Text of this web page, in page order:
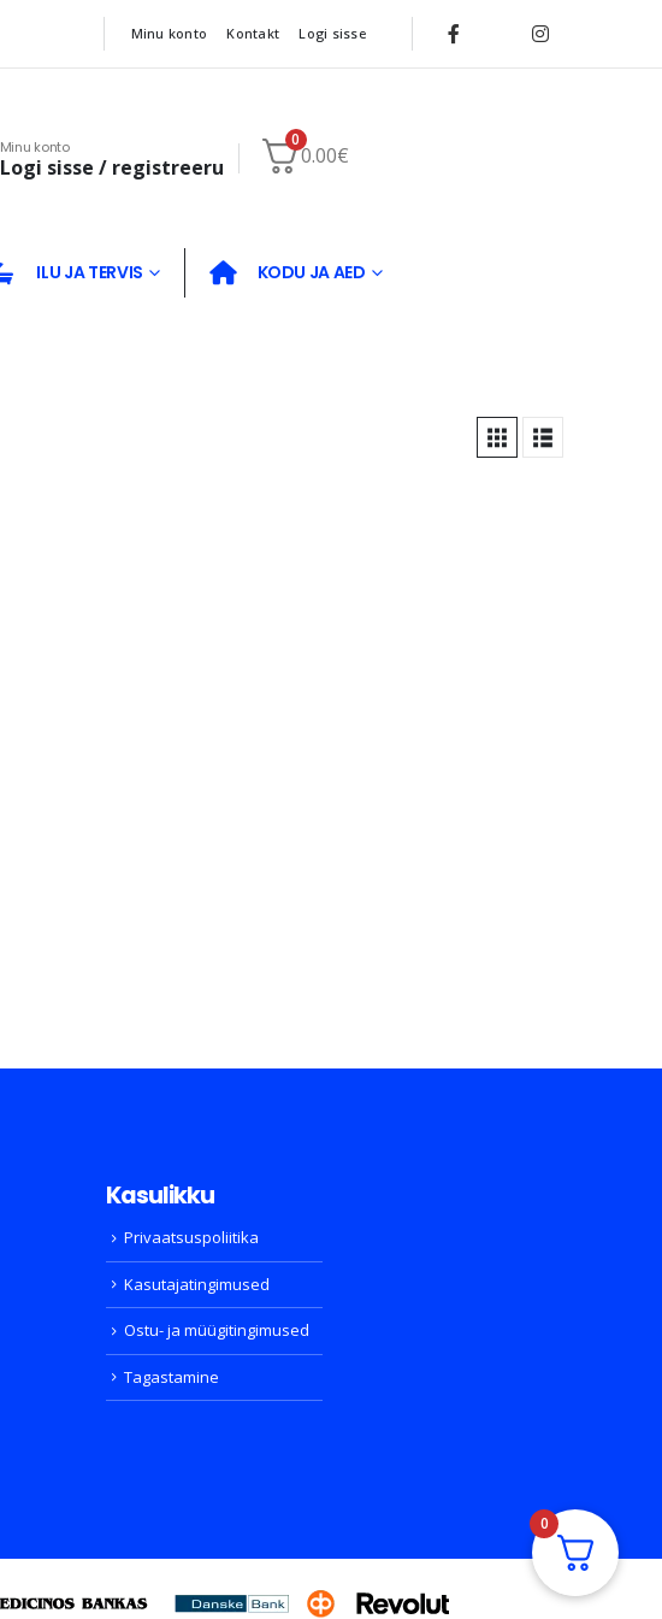
Minu konto Kontakt Logi sisse
Minu konto
Logi sisse / registreeru
0
0.00€
ILU JA TERVIS KODU JA AED
Kasulikku
Privaatsuspoliitika
Kasutajatingimused
Ostu- ja müügitingimused
Tagastamine
0